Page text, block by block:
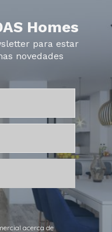
Homes
para estar
novedades